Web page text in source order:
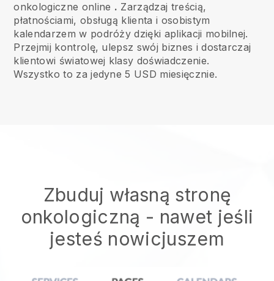
onkologiczne online . Zarządzaj treścią,
płatnościami, obsługą klienta i osobistym
kalendarzem w podróży dzięki aplikacji mobilnej.
Przejmij kontrolę, ulepsz swój biznes i dostarczaj
klientowi światowej klasy doświadczenie.
Wszystko to za jedyne 5 USD miesięcznie.
Zbuduj własną stronę
onkologiczną - nawet jeśli
jesteś nowicjuszem